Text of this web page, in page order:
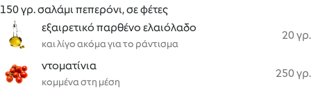
150 γρ. σαλάμι πεπερόνι, σε φέτες
εξαιρετικό παρθένο ελαιόλαδο
και λίγο ακόμα για το ράντισμα
20 γρ.
ντοματίνια
κομμένα στη μέση
250 γρ.